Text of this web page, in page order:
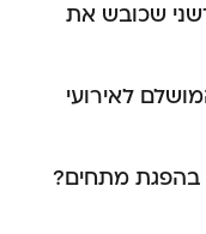
שכובש את
לאירועי
בהפגת מתחים?